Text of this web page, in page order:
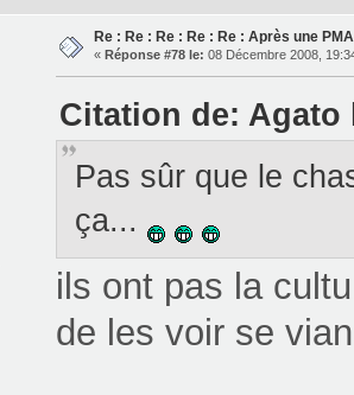
Re : Re : Re : Re : Re : Après une
« Réponse #78 le: 08 Décembre 2008,
Citation de: Agato
Pas sûr que le
ça...
ils ont pas la
de les voir se